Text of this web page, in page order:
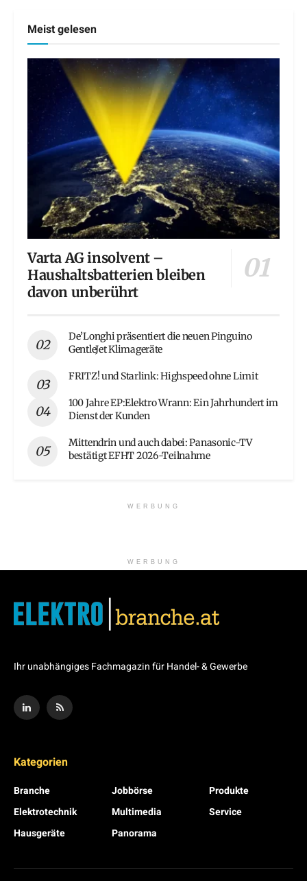
Meist gelesen
Varta AG insolvent –
Haushaltsbatterien bleiben
davon unberührt
De’Longhi präsentiert die neuen Pinguino
GentleJet Klimageräte
FRITZ! und Starlink: Highspeed ohne Limit
100 Jahre EP:Elektro Wrann: Ein Jahrhundert im
Dienst der Kunden
Mittendrin und auch dabei: Panasonic-TV
bestätigt EFHT 2026-Teilnahme
WERBUNG
WERBUNG
Ihr unabhängiges Fachmagazin für Handel- & Gewerbe
Kategorien
Branche
Elektrotechnik
Hausgeräte
Jobbörse
Multimedia
Panorama
Produkte
Service